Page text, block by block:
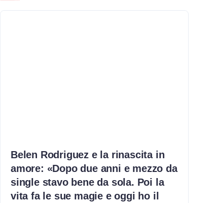
Belen Rodriguez e la rinascita in
amore: «Dopo due anni e mezzo da
single stavo bene da sola. Poi la
vita fa le sue magie e oggi ho il